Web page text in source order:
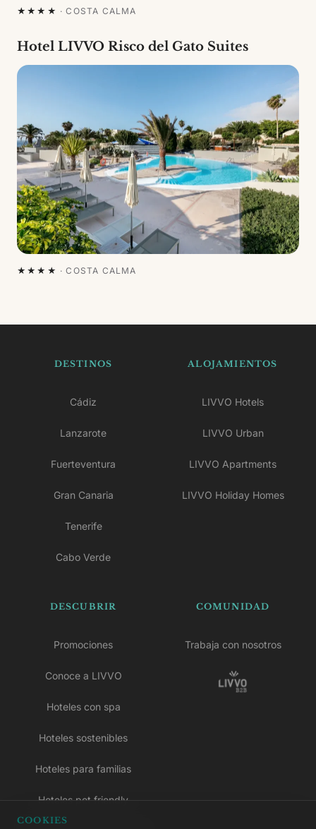
★★★★ ·COSTA CALMA
Hotel LIVVO Risco del Gato Suites
★★★★ ·COSTA CALMA
DESTINOS
Cádiz
Lanzarote
Fuerteventura
Gran Canaria
Tenerife
Cabo Verde
ALOJAMIENTOS
LIVVO Hotels
LIVVO Urban
LIVVO Apartments
LIVVO Holiday Homes
DESCUBRIR
Promociones
Conoce a LIVVO
Hoteles con spa
Hoteles sostenibles
Hoteles para familias
Hoteles pet friendly
COMUNIDAD
Trabaja con nosotros
COOKIES